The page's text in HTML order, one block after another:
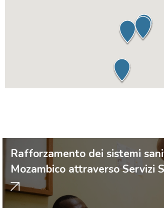
Rafforzamento dei sistemi
Mozambico attraverso Servizi